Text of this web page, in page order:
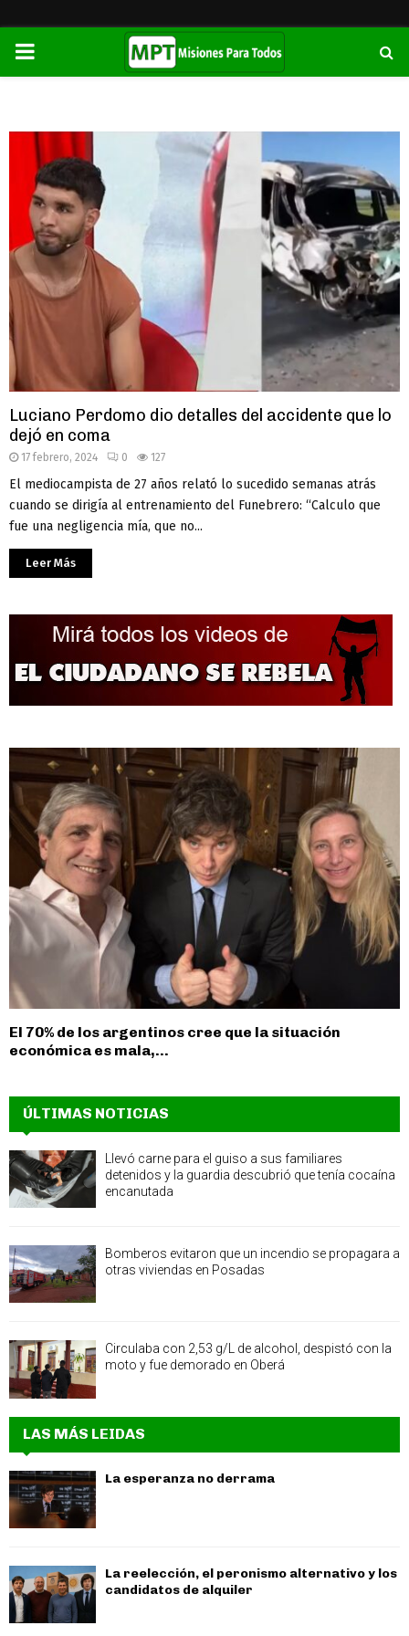
PRIMARY
Luciano Perdomo dio detalles del accidente que lo
dejó en coma
17 febrero, 2024 0 127
El mediocampista de 27 años relató lo sucedido semanas atrás
cuando se dirigía al entrenamiento del Funebrero: “Calculo que
fue una negligencia mía, que no...
Leer Más
El 70% de los argentinos cree que la situación
económica es mala,...
ÚLTIMAS NOTICIAS
Llevó carne para el guiso a sus familiares
detenidos y la guardia descubrió que tenía cocaína
encanutada
Bomberos evitaron que un incendio se propagara a
otras viviendas en Posadas
Circulaba con 2,53 g/L de alcohol, despistó con la
moto y fue demorado en Oberá
LAS MÁS LEIDAS
La esperanza no derrama
La reelección, el peronismo alternativo y los
candidatos de alquiler